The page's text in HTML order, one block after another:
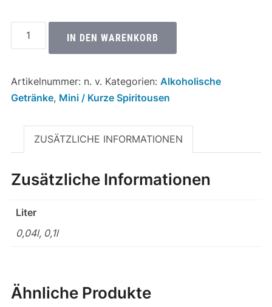
Jägermeister
Kräuterlikör
Vol.
0,04l
0,1l
Menge
IN DEN WARENKORB
Artikelnummer: n. v. Kategorien: Alkoholische
Getränke, Mini / Kurze Spiritousen
ZUSÄTZLICHE INFORMATIONEN
Zusätzliche Informationen
Liter
0,04l, 0,1l
Ähnliche Produkte